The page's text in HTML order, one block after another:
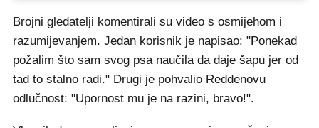
Brojni gledatelji komentirali su video s osmijehom i
razumijevanjem. Jedan korisnik je napisao: "Ponekad
požalim što sam svog psa naučila da daje šapu jer od
tad to stalno radi." Drugi je pohvalio Reddenovu
odlučnost: "Upornost mu je na razini, bravo!".